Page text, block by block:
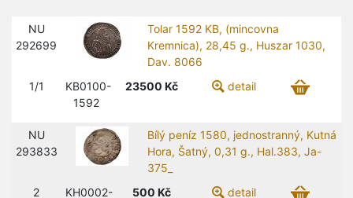
NU
292699
Tolar 1592 KB, (mincovna
Kremnica), 28,45 g., Huszar 1030,
Dav. 8066
1/1
KB0100-
1592
23500 Kč detail
NU
293833
Bílý peníz 1580, jednostranný, Kutná
Hora, Šatný, 0,31 g., Hal.383, Ja-
375_
2
KH0002- 500 Kč detail